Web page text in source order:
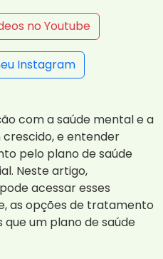
no Youtube
Instagram
com a saúde mental e a
e entender
pelo plano de saúde
Neste artigo,
acessar esses
as opções de tratamento
um plano de saúde